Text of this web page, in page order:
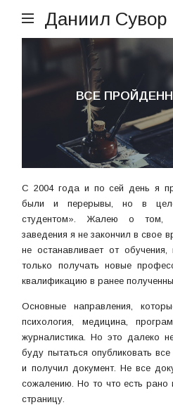
Даниил Сувор
ВСЕ
С 2004 года и по сей день я
были и перерывы, но в
студентом». Жалею о том,
заведения я не закончил в свое
не останавливает от
только получать новые
квалификацию в ранее
Основные направления,
психология, медицина,
журналистика. Но это далеко
буду пытаться опубликовать
и получил документ. Не все
сожалению. Но то что есть рано
страницу.